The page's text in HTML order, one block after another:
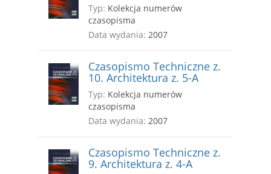
Typ: Kolekcja numerów
czasopisma
Data wydania: 2007
Czasopismo Techniczne z.
10. Architektura z. 5-A
Typ: Kolekcja numerów
czasopisma
Data wydania: 2007
Czasopismo Techniczne z.
9. Architektura z. 4-A